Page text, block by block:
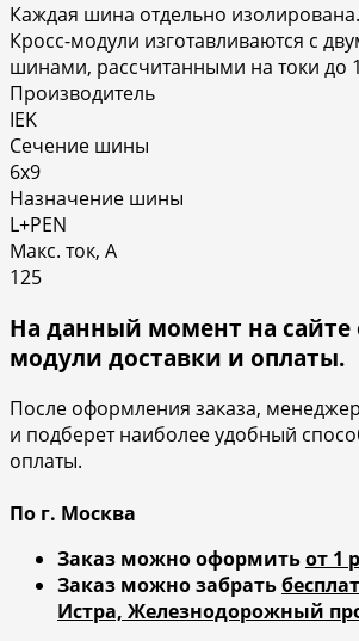
Каждая шина отдельно изолирована.
Кросс-модули изготавливаются с
шинами, рассчитанными на токи до
Производитель
IEK
Сечение шины
6х9
Назначение шины
L+PEN
Макс. ток, А
125
На данный момент на
модули доставки и оплаты.
После оформления заказа,
и подберет наиболее удобный
оплаты.
По г. Москва
Заказ можно оформитьот 1
Заказ можно забрать
Истра, Железнодорожный